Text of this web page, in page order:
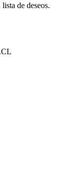
de deseos.